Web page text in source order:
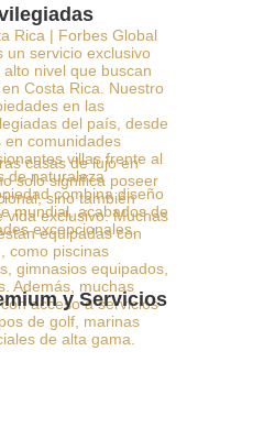
Rica | Forbes Global
un servicio exclusivo
nivel que buscan
Costa Rica. Nuestro
en las
del país, desde
en comunidades
villas frente al
de naturaleza
combina diseño
mundial, acabados de
excepcionales.
casas de lujo en
solo significa poseer
sino también
vida exclusivo. Muchas
equipadas con
como piscinas
gimnasios equipados,
Además, muchas
acceso a servicios
de golf, marinas
de alta gama.
y Servicios